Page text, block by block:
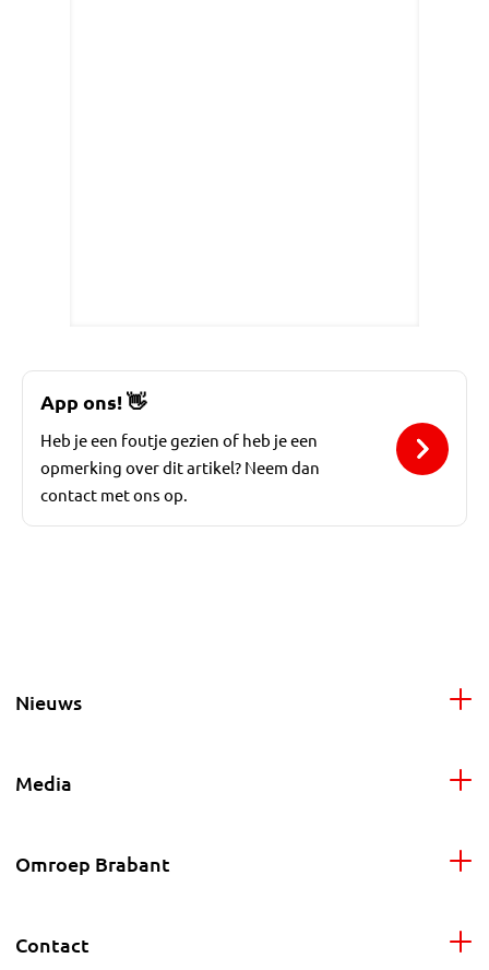
App ons!👋
Heb je een foutje gezien of heb je een
opmerking over dit artikel? Neem dan
contact met ons op.
Nieuws
Media
Omroep Brabant
Contact